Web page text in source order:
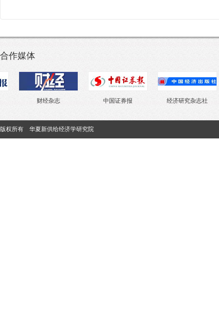
合作媒体
中国证券报 经济研究杂志社
版权所有 华夏新供给经济学研究院